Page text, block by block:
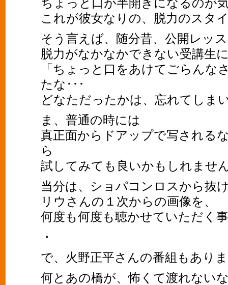
ちょっと口が半開きになるのが
これが彼女なりの、脱力のスタ
そう言えば、随分昔、公開レッ
脱力がなかなかできない受講生
「ちょっと口をあけてごらんな
たな･･･
どなただったかは、忘れてしま
ま、普通の時には
真正面からドアップで写される
ら
試してみても良いかもしれませ
当分は、ショパコンロスから抜
リウさんの１次からの画像を、
何度も何度も聴かせていただく
・
で、火野正平さんの番組もあり
何とあの橋が、怖くて渡れない